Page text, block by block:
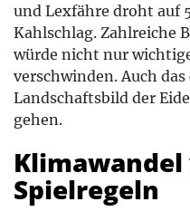
und Lexfähre droht auf
Kahlschlag. Zahlreiche
würde nicht nur
verschwinden. Auch
Landschaftsbild der
gehen.
Spielregeln